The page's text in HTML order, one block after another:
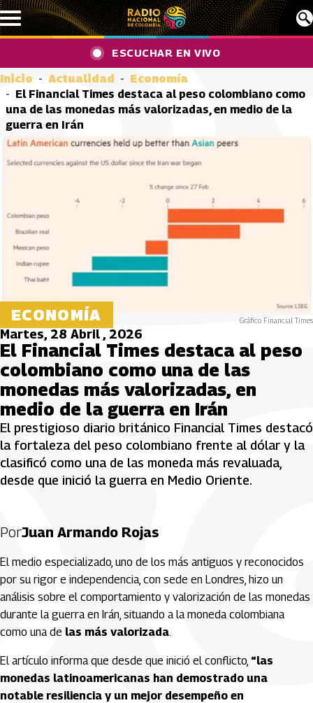
Pasar al contenido principal
ESCUCHAR EN VIVO
Inicio Actualidad
Economía
El Financial Times destaca al peso colombiano como
una de las monedas más valorizadas, en medio de la
guerra en Irán
ECONOMÍA Gráfico Financial Times
Martes, 28 Abril , 2026
El Financial Times destaca al peso
colombiano como una de las
monedas más valorizadas, en
medio de la guerra en Irán
El prestigioso diario británico Financial Times destacó
la fortaleza del peso colombiano frente al dólar y la
clasificó como una de las moneda más revaluada,
desde que inició la guerra en Medio Oriente.
PorJuan Armando Rojas
El medio especializado, uno de los más antiguos y reconocidos
por su rigor e independencia, con sede en Londres, hizo un
análisis sobre el comportamiento y valorización de las monedas
durante la guerra en Irán, situando a la moneda colombiana
como una de las más valorizada.
El artículo informa que desde que inició el conflicto, “las
monedas latinoamericanas han demostrado una
notable resiliencia y un mejor desempeño en